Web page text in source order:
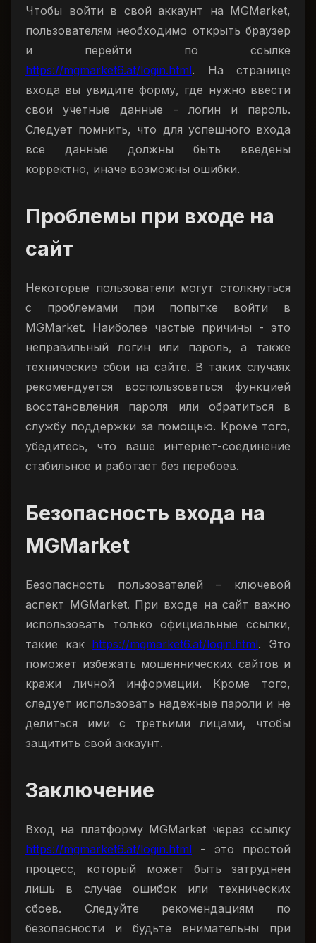
Чтобы войти в свой аккаунт на MGMarket,
пользователям необходимо открыть браузер
и перейти по ссылке
https://mgmarket6.at/login.html. На странице
входа вы увидите форму, где нужно ввести
свои учетные данные - логин и пароль.
Следует помнить, что для успешного входа
все данные должны быть введены
корректно, иначе возможны ошибки.
Проблемы при входе на
сайт
Некоторые пользователи могут столкнуться
с проблемами при попытке войти в
MGMarket. Наиболее частые причины - это
неправильный логин или пароль, а также
технические сбои на сайте. В таких случаях
рекомендуется воспользоваться функцией
восстановления пароля или обратиться в
службу поддержки за помощью. Кроме того,
убедитесь, что ваше интернет-соединение
стабильное и работает без перебоев.
Безопасность входа на
MGMarket
Безопасность пользователей – ключевой
аспект MGMarket. При входе на сайт важно
использовать только официальные ссылки,
такие как https://mgmarket6.at/login.html. Это
поможет избежать мошеннических сайтов и
кражи личной информации. Кроме того,
следует использовать надежные пароли и не
делиться ими с третьими лицами, чтобы
защитить свой аккаунт.
Заключение
Вход на платформу MGMarket через ссылку
https://mgmarket6.at/login.html - это простой
процесс, который может быть затруднен
лишь в случае ошибок или технических
сбоев. Следуйте рекомендациям по
безопасности и будьте внимательны при